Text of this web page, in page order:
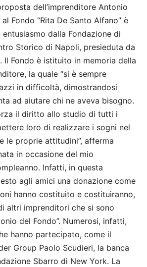
dell’imprenditore Antonio
Fondo “Rita De Santo Alfano” è
dalla Fondazione di
Storico di Napoli, presieduta da
Il Fondo è istituito in memoria della
la quale “si è sempre
in difficoltà, dimostrandosi
ad aiutare chi ne aveva bisogno.
il diritto allo studio di tutti i
loro di realizzare i sogni nel
le proprie attitudini”, afferma
in occasione del mio
Infatti, in questa
agli amici una donazione come
hanno costituito e costituiranno,
altri imprenditori che si sono
del Fondo”. Numerosi, infatti,
hanno partecipato, come il
Group Paolo Scudieri, la banca
Sbarro di New York. La